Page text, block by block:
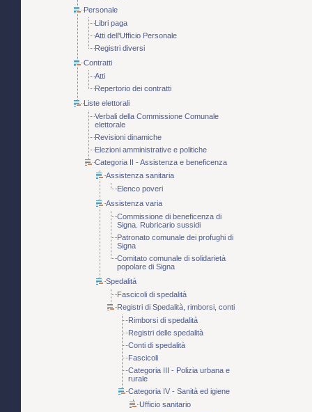
Personale
Libri paga
Atti dell'Ufficio Personale
Registri diversi
Contratti
Atti
Repertorio dei contratti
Liste elettorali
Verbali della Commissione Comunale
elettorale
Revisioni dinamiche
Elezioni amministrative e politiche
Categoria II - Assistenza e beneficenza
Assistenza sanitaria
Elenco poveri
Assistenza varia
Commissione di beneficenza di
Signa. Rubricario sussidi
Patronato comunale dei profughi di
Signa
Comitato comunale di solidarietà
popolare di Signa
Spedalità
Fascicoli di spedalità
Registri di Spedalità, rimborsi, conti
Rimborsi di spedalità
Registri delle spedalità
Conti di spedalità
Fascicoli
Categoria III - Polizia urbana e
rurale
Categoria IV - Sanità ed igiene
Ufficio sanitario